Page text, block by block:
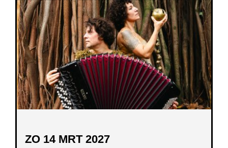
NIEUW
VENSTER
ZO 14 MRT 2027